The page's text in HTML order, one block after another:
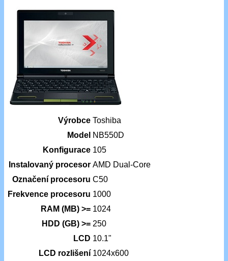
Výrobce Toshiba
Model NB550D
Konfigurace 105
Instalovaný procesor AMD Dual-Core
Označení procesoru C50
Frekvence procesoru 1000
RAM (MB) >= 1024
HDD (GB) >= 250
LCD 10.1"
LCD rozlišení 1024x600